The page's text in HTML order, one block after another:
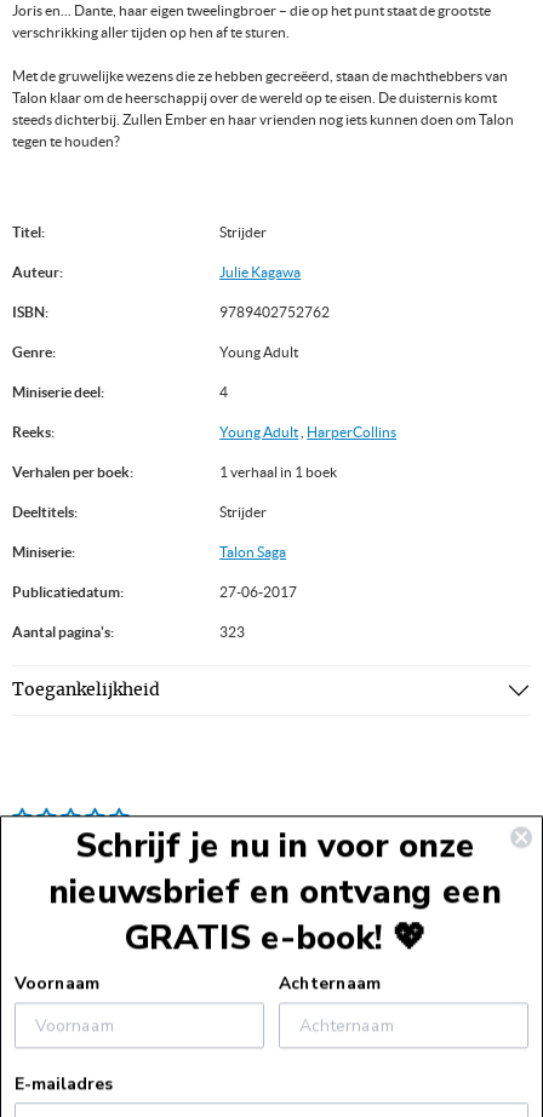
Joris en... Dante, haar eigen tweelingbroer – die op het punt staat de grootste
verschrikking aller tijden op hen af te sturen.
Met de gruwelijke wezens die ze hebben gecreëerd, staan de machthebbers van
Talon klaar om de heerschappij over de wereld op te eisen. De duisternis komt
steeds dichterbij. Zullen Ember en haar vrienden nog iets kunnen doen om Talon
tegen te houden?
Titel: Strijder
Auteur: Julie Kagawa
ISBN: 9789402752762
Genre: Young Adult
Miniserie deel: 4
Reeks: Young Adult HarperCollins
Verhalen per boek: 1 verhaal in 1 boek
Deeltitels: Strijder
Miniserie: Talon Saga
Publicatiedatum: 27-06-2017
Aantal pagina's: 323
Toegankelijkheid
Schrijf je nu in voor onze
nieuwsbrief en ontvang een
GRATIS e-book! 💖
Voornaam Achternaam
E-mailadres